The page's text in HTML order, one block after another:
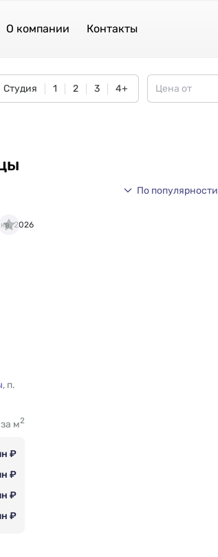
О компании Контакты
Студия 1 2 3 4+
По популярности
, п.
м2
₽
₽
₽
₽
2026